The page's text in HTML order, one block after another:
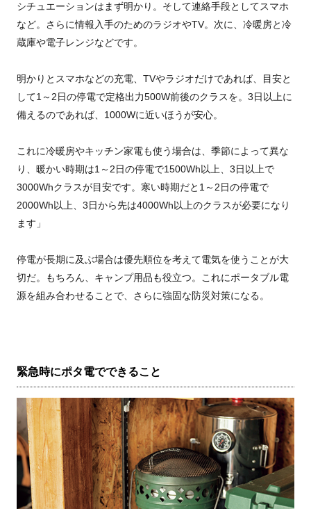
シチュエーションはまず明かり。そして連絡手段としてスマホ
など。さらに情報入手のためのラジオやTV。次に、冷暖房と冷
蔵庫や電子レンジなどです。
明かりとスマホなどの充電、TVやラジオだけであれば、目安と
して1～2日の停電で定格出力500W前後のクラスを。3日以上に
備えるのであれば、1000Wに近いほうが安心。
これに冷暖房やキッチン家電も使う場合は、季節によって異な
り、暖かい時期は1～2日の停電で1500Wh以上、3日以上で
3000Whクラスが目安です。寒い時期だと1～2日の停電で
2000Wh以上、3日から先は4000Wh以上のクラスが必要になり
ます」
停電が長期に及ぶ場合は優先順位を考えて電気を使うことが大
切だ。もちろん、キャンプ用品も役立つ。これにポータブル電
源を組み合わせることで、さらに強固な防災対策になる。
緊急時にポタ電でできること